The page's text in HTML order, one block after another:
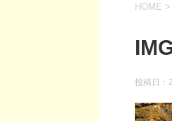
HOME >
投稿日：